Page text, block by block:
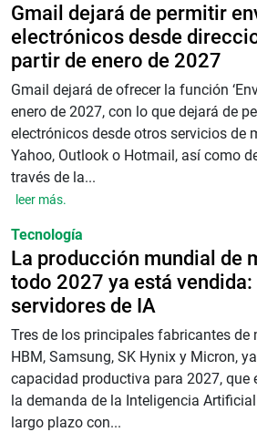
Gmail dejará de permitir
electrónicos desde
partir de enero de 2027
Gmail dejará de ofrecer la función
enero de 2027, con lo que dejará de
electrónicos desde otros servicios de
Yahoo, Outlook o Hotmail, así como
través de la...
leer más.
Tecnología
La producción mundial de
todo 2027 ya está vendida:
servidores de IA
Tres de los principales fabricantes de
HBM, Samsung, SK Hynix y Micron,
capacidad productiva para 2027, que
la demanda de la Inteligencia
largo plazo con...